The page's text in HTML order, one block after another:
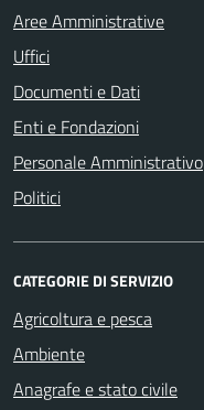
Aree Amministrative
Uffici
Documenti e Dati
Enti e Fondazioni
Personale Amministrativo
Politici
CATEGORIE DI SERVIZIO
Agricoltura e pesca
Ambiente
Anagrafe e stato civile